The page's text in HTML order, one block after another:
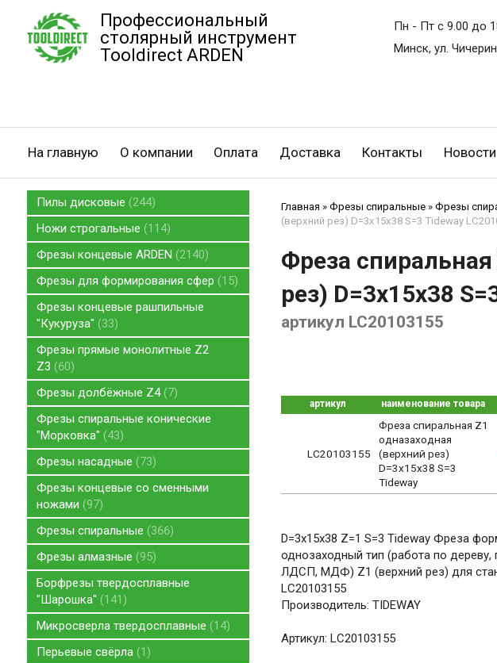
Профессиональный
столярный инструмент
Tooldirect ARDEN
Пн - Пт с 9.00 до
Минск, ул.
На главную О компании Оплата Доставка Контакты Новости
Пилы дисковые 244
Ножи строгальные
114
Фрезы концевые ARDEN
2140
Фрезы для формирования сфер
15
Фрезы концевые рашпильные
"Кукуруза"
33
Фрезы прямые монолитные Z2
Z3
60
Фрезы долбёжные Z4 7
Фрезы спиральные конические
"Морковка"
43
Фрезы насадные
73
Фрезы концевые со сменными
ножами
97
Фрезы спиральные
366
Фрезы алмазные
95
Борфрезы твердосплавные
"Шарошка"
141
Микросверла твердосплавные
14
Перьевые свёрла 1
Главная » Фрезы спиральные » Фрезы
(верхний рез) D=3x15x38 S=3 Tideway
Фреза
рез) D=3x15x38
артикул LC20103155
артикул наименование товара
LC20103155
Фреза спиральная Z1
одназаходная
(верхний рез)
D=3x15x38 S=3
Tideway
D=3x15x38 Z=1 S=3 Tideway Фреза
однозаходный тип (работа по дереву,
ЛДСП, МДФ) Z1 (верхний рез) для
LC20103155
Производитель: TIDEWAY
Артикул: LC20103155